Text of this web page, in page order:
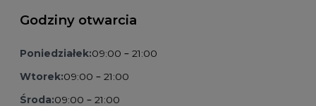
Godziny otwarcia
Poniedziałek:09:00 – 21:00
Wtorek:09:00 – 21:00
Środa:09:00 – 21:00